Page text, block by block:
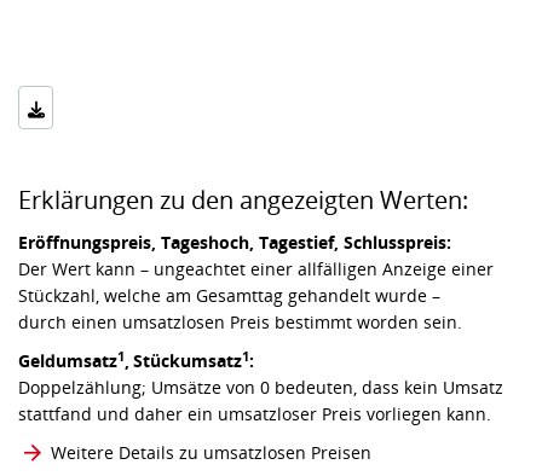
Erklärungen zu den angezeigten Werten:
Eröffnungspreis, Tageshoch, Tagestief, Schlusspreis:
Der Wert kann – ungeachtet einer allfälligen Anzeige einer
Stückzahl, welche am Gesamttag gehandelt wurde –
durch einen umsatzlosen Preis bestimmt worden sein.
Geldumsatz1, Stückumsatz1:
Doppelzählung; Umsätze von 0 bedeuten, dass kein Umsatz
stattfand und daher ein umsatzloser Preis vorliegen kann.
Weitere Details zu umsatzlosen Preisen